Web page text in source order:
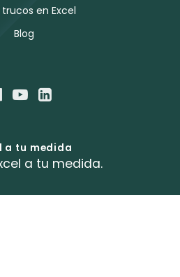
trucos en Excel
Blog
a tu medida
a tu medida.